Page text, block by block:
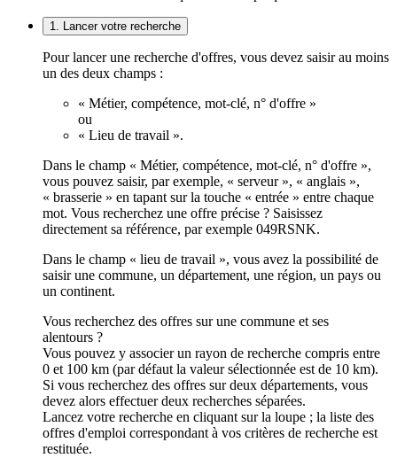
1. Lancer votre recherche
Pour lancer une recherche d'offres, vous devez saisir au moins
un des deux champs :
« Métier, compétence, mot-clé, n° d'offre »
ou
« Lieu de travail ».
Dans le champ « Métier, compétence, mot-clé, n° d'offre »,
vous pouvez saisir, par exemple, « serveur », « anglais »,
« brasserie » en tapant sur la touche « entrée » entre chaque
mot. Vous recherchez une offre précise ? Saisissez
directement sa référence, par exemple 049RSNK.
Dans le champ « lieu de travail », vous avez la possibilité de
saisir une commune, un département, une région, un pays ou
un continent.
Vous recherchez des offres sur une commune et ses
alentours ?
Vous pouvez y associer un rayon de recherche compris entre
0 et 100 km (par défaut la valeur sélectionnée est de 10 km).
Si vous recherchez des offres sur deux départements, vous
devez alors effectuer deux recherches séparées.
Lancez votre recherche en cliquant sur la loupe ; la liste des
offres d'emploi correspondant à vos critères de recherche est
restituée.